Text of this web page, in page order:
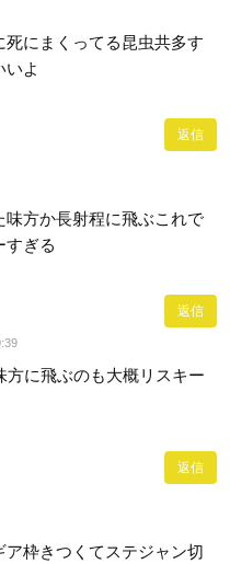
にまくってる昆虫共多す
いよ
返信
方か長射程に飛ぶこれで
すぎる
返信
方に飛ぶのも大概リスキー
返信
枠きつくてステジャン切